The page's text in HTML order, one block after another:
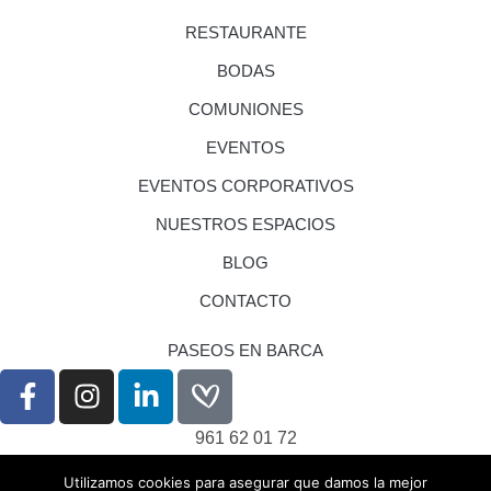
RESTAURANTE
BODAS
COMUNIONES
EVENTOS
EVENTOS CORPORATIVOS
NUESTROS ESPACIOS
BLOG
CONTACTO
PASEOS EN BARCA
961 62 01 72
eventos@nouraco.com
Utilizamos cookies para asegurar que damos la mejor